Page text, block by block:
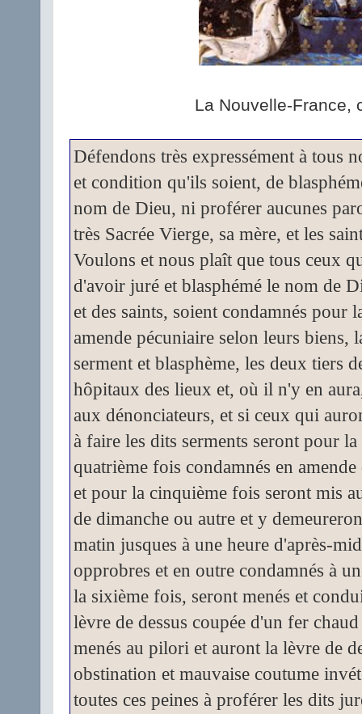
La Nouvelle-France,
Défendons très expressément à tous
et condition qu'ils soient, de
nom de Dieu, ni proférer aucunes
très Sacrée Vierge, sa mère, et les
Voulons et nous plaît que tous ceux
d'avoir juré et blasphémé le nom de
et des saints, soient condamnés pour
amende pécuniaire selon leurs biens,
serment et blasphème, les deux tiers
hôpitaux des lieux et, où il n'y en
aux dénonciateurs, et si ceux qui
à faire les dits serments seront pour la
quatrième fois condamnés en
et pour la cinquième fois seront mis
de dimanche ou autre et y
matin jusques à une heure d'après-
opprobres et en outre condamnés à
la sixième fois, seront menés et
lèvre de dessus coupée d'un fer
menés au pilori et auront la lèvre de
obstination et mauvaise coutume
toutes ces peines à proférer les dits